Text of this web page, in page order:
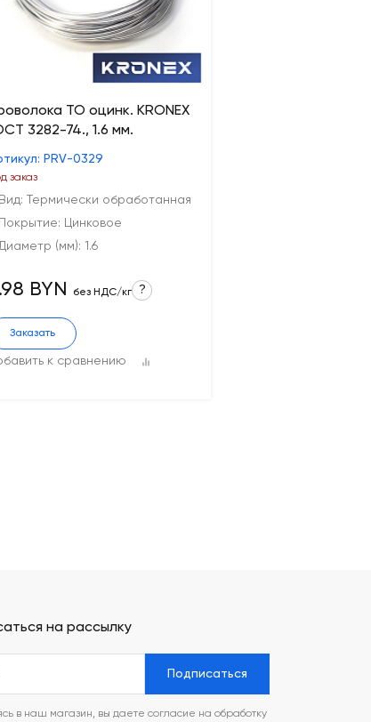
ТО оцинк. KRONEX
3282-74., 1.6 мм.
PRV-0329
заказ
Вид: Термически обработанная
Покрытие: Цинковое
(мм): 1.6
к сравнению
BYN без НДС/кг ?
Заказать
на рассылку
Подписаться
в наш магазин, вы даете согласие на обработку